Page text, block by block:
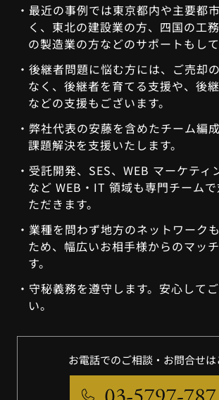
最近の事例では東京都内や主要都
く、東北の建設業の方、四国の工
の製造業の方などのサポートもして
後継者問題に悩む方には、ご売却
なく、後継者を育てる支援や、後
などの支援もございます。
弊社代表の安藤を含めたチーム編
課題解決を⽀援いたします。
受託開発、SES、WEB マーケティ
など WEB・IT 領域も専⾨チーム
ただきます。
業種を問わず地⽅のネットワーク
ため、幅広いお相手様からのマッ
す。
守秘義務を遵守します。安心して
い。
お電話でのご相談・お問合せは